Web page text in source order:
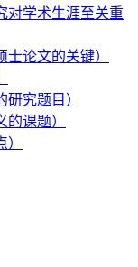
对学术生涯至关重
论文的关键）
究题目）
课题）